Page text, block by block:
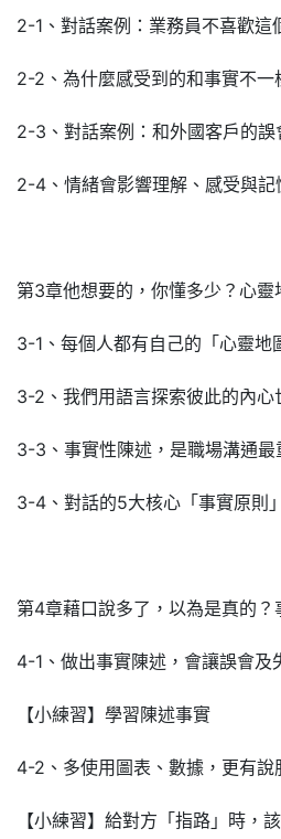
2-1、對話案例：業務員不喜歡這
2-2、為什麼感受到的和事實不一
2-3、對話案例：和外國客戶的誤
2-4、情緒會影響理解、感受與記
第3章他想要的，你懂多少？心靈
3-1、每個人都有自己的「心靈地
3-2、我們用語言探索彼此的內心
3-3、事實性陳述，是職場溝通最
3-4、對話的5大核心「事實原則」
第4章藉口說多了，以為是真的？
4-1、做出事實陳述，會讓誤會及
【小練習】學習陳述事實
4-2、多使用圖表、數據，更有說
【小練習】給對方「指路」時，